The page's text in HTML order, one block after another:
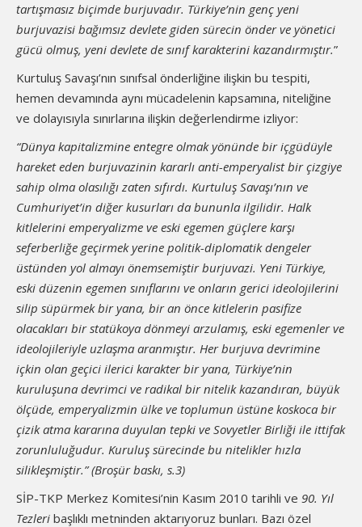
tartışmasız biçimde burjuvadır. Türkiye’nin genç yeni
burjuvazisi bağımsız devlete giden sürecin önder ve yönetici
gücü olmuş, yeni devlete de sınıf karakterini kazandırmıştır.”
Kurtuluş Savaşı’nın sınıfsal önderliğine ilişkin bu tespiti,
hemen devamında aynı mücadelenin kapsamına, niteliğine
ve dolayısıyla sınırlarına ilişkin değerlendirme izliyor:
“Dünya kapitalizmine entegre olmak yönünde bir içgüdüyle
hareket eden burjuvazinin kararlı anti-emperyalist bir çizgiye
sahip olma olasılığı zaten sıfırdı. Kurtuluş Savaşı’nın ve
Cumhuriyet’in diğer kusurları da bununla ilgilidir. Halk
kitlelerini emperyalizme ve eski egemen güçlere karşı
seferberliğe geçirmek yerine politik-diplomatik dengeler
üstünden yol almayı önemsemiştir burjuvazi. Yeni Türkiye,
eski düzenin egemen sınıflarını ve onların gerici ideolojilerini
silip süpürmek bir yana, bir an önce kitlelerin pasifize
olacakları bir statükoya dönmeyi arzulamış, eski egemenler ve
ideolojileriyle uzlaşma aranmıştır. Her burjuva devrimine
içkin olan geçici ilerici karakter bir yana, Türkiye’nin
kuruluşuna devrimci ve radikal bir nitelik kazandıran, büyük
ölçüde, emperyalizmin ülke ve toplumun üstüne koskoca bir
çizik atma kararına duyulan tepki ve Sovyetler Birliği ile ittifak
zorunluluğudur. Kuruluş sürecinde bu nitelikler hızla
silikleşmiştir.” (Broşür baskı, s.3)
SİP-TKP Merkez Komitesi’nin Kasım 2010 tarihli ve 90. Yıl
Tezleri başlıklı metninden aktarıyoruz bunları. Bazı özel